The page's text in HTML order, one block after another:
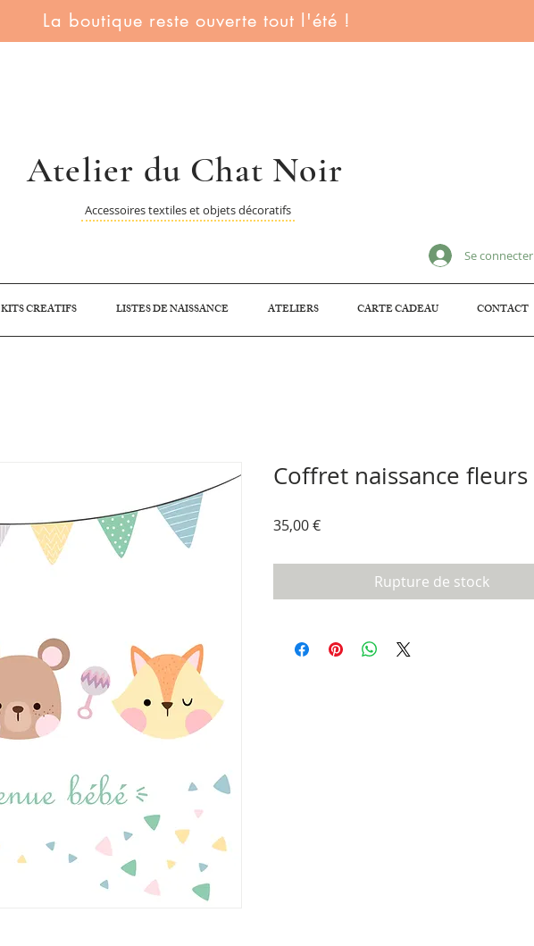
La boutique reste ouverte tout l'été !
Atelier du Chat Noir
Accessoires textiles et objets décoratifs
Se connecter
KITS CREATIFS LISTES DE NAISSANCE ATELIERS CARTE CADEAU CONTACT
Coffret naissance fleurs
35,00 €Prix
Rupture de stock